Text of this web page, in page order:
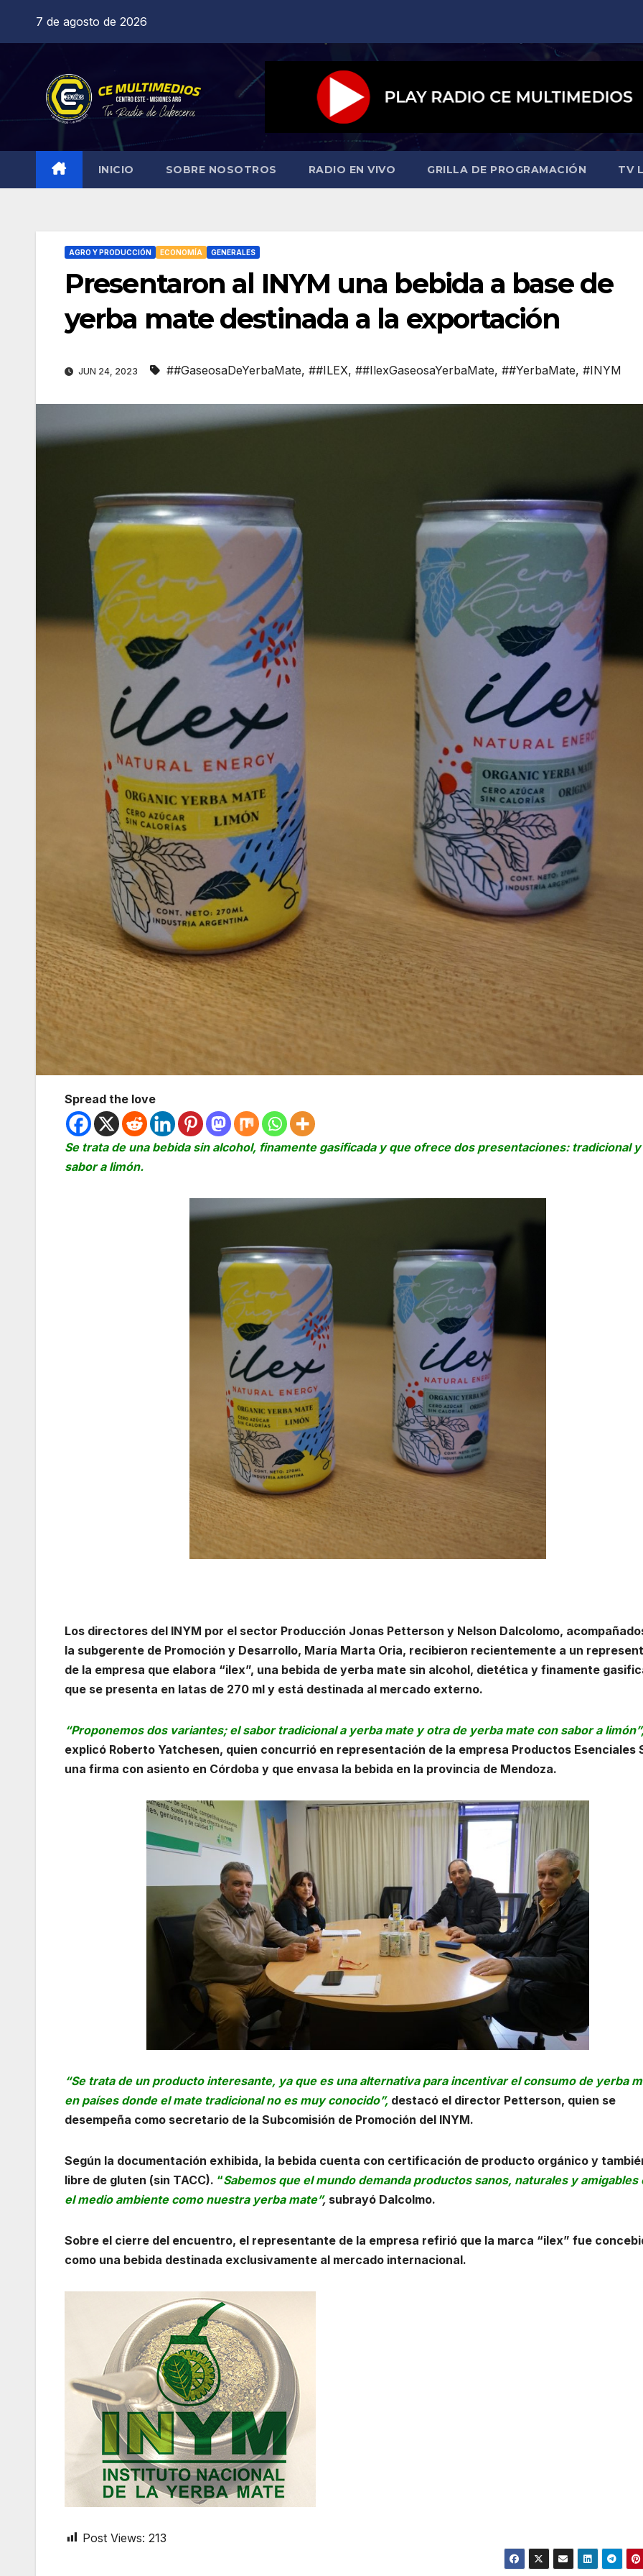
7 de agosto de 2026
INICIO SOBRE NOSOTROS RADIO EN VIVO GRILLA DE PROGRAMACIÓN TV
AGRO Y PRODUCCIÓN ECONOMÍA GENERALES
Presentaron al INYM una bebida a base de
yerba mate destinada a la exportación
JUN 24, 2023 ##GaseosaDeYerbaMate, ##ILEX, ##IlexGaseosaYerbaMate, ##YerbaMate, #INYM
Spread the love
Se trata de una bebida sin alcohol, finamente gasificada y que ofrece dos presentaciones: tradicional
sabor a limón.
Los directores del INYM por el sector Producción Jonas Petterson y Nelson Dalcolomo,
la subgerente de Promoción y Desarrollo, María Marta Oria, recibieron recientemente a un
de la empresa que elabora “ilex”, una bebida de yerba mate sin alcohol, dietética y finamente
que se presenta en latas de 270 ml y está destinada al mercado externo.
“Proponemos dos variantes; el sabor tradicional a yerba mate y otra de yerba mate con sabor a
explicó Roberto Yatchesen, quien concurrió en representación de la empresa Productos Esenciales
una firma con asiento en Córdoba y que envasa la bebida en la provincia de Mendoza.
“Se trata de un producto interesante, ya que es una alternativa para incentivar el consumo de yerba
en países donde el mate tradicional no es muy conocido”, destacó el director Petterson, quien se
desempeña como secretario de la Subcomisión de Promoción del INYM.
Según la documentación exhibida, la bebida cuenta con certificación de producto orgánico y
libre de gluten (sin TACC). “Sabemos que el mundo demanda productos sanos, naturales y amigables
el medio ambiente como nuestra yerba mate”, subrayó Dalcolmo.
Sobre el cierre del encuentro, el representante de la empresa refirió que la marca “ilex” fue
como una bebida destinada exclusivamente al mercado internacional.
Post Views: 213